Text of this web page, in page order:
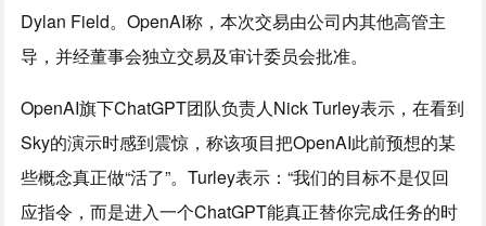
Dylan Field。OpenAI称，本次交易由公司内其他高管主
导，并经董事会独立交易及审计委员会批准。
OpenAI旗下ChatGPT团队负责人Nick Turley表示，在看到
Sky的演示时感到震惊，称该项目把OpenAI此前预想的某
些概念真正做“活了”。Turley表示：“我们的目标不是仅回
应指令，而是进入一个ChatGPT能真正替你完成任务的时